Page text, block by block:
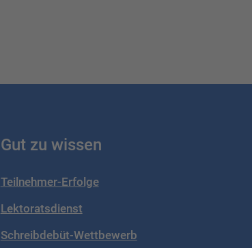
Gut zu wissen
Teilnehmer-Erfolge
Lektoratsdienst
Schreibdebüt-Wettbewerb